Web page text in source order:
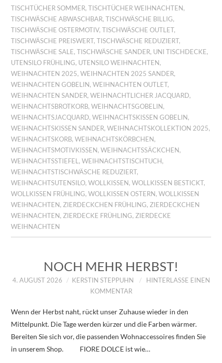
TISCHTÜCHER SOMMER,TISCHTÜCHER WEIHNACHTEN,
TISCHWÄSCHE ABWASCHBAR,TISCHWÄSCHE BILLIG,
TISCHWÄSCHE OSTERMOTIV,TISCHWÄSCHE OUTLET,
TISCHWÄSCHE PREISWERT,TISCHWÄSCHE REDUZIERT,
TISCHWÄSCHE SALE,TISCHWÄSCHE SANDER, UNI TISCHDECKE,
UTENSILO FRÜHLING, UTENSILO WEIHNACHTEN,
WEIHNACHTEN 2025,WEIHNACHTEN 2025 SANDER,
WEIHNACHTEN GOBELIN,WEIHNACHTEN OUTLET,
WEIHNACHTEN SANDER,WEIHNACHTLICHER JACQUARD,
WEIHNACHTSBROTKORB,WEIHNACHTSGOBELIN,
WEIHNACHTSJACQUARD,WEIHNACHTSKISSEN GOBELIN,
WEIHNACHTSKISSEN SANDER,WEIHNACHTSKOLLEKTION 2025,
WEIHNACHTSKORB,WEIHNACHTSKÖRBCHEN,
WEIHNACHTSMOTIVKISSEN,WEIHNACHTSSÄCKCHEN,
WEIHNACHTSSTIEFEL ,WEIHNACHTSTISCHTUCH,
WEIHNACHTSTISCHWÄSCHE REDUZIERT,
WEIHNACHTSUTENSILO,WOLLKISSEN,WOLLKISSEN BESTICKT,
WOLLKISSEN FRÜHLING,WOLLKISSEN OSTERN,WOLLKISSEN
WEIHNACHTEN, ZIERDECKCHEN FRÜHLING, ZIERDECKCHEN
WEIHNACHTEN, ZIERDECKE FRÜHLING, ZIERDECKE
WEIHNACHTEN
NOCH MEHR HERBST!
4. AUGUST 2026 KERSTIN STEPPUHN
HINTERLASSE EINEN
KOMMENTAR
Wenn der Herbst naht, rückt unser Zuhause wieder in den
Mittelpunkt. Die Tage werden kürzer und die Farben wärmer.
Bereiten Sie sich vor, die passenden Wohnaccessoires finden Sie
in unserem Shop. FIORE DOLCE ist wie…